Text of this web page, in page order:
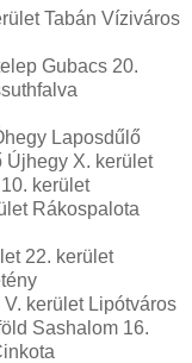
Tabán Víziváros
Gubacs 20.
Laposdűlő
Újhegy X. kerület
kerület
Rákospalota
22. kerület
kerület Lipótváros
Sashalom 16.